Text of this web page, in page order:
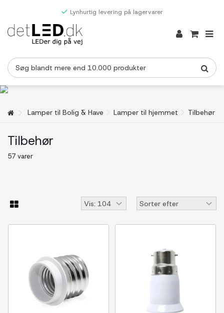
Lynhurtig levering på lagervarer
Lamper til Bolig & Have Lamper til hjemmet Tilbehør
Tilbehør
57 varer